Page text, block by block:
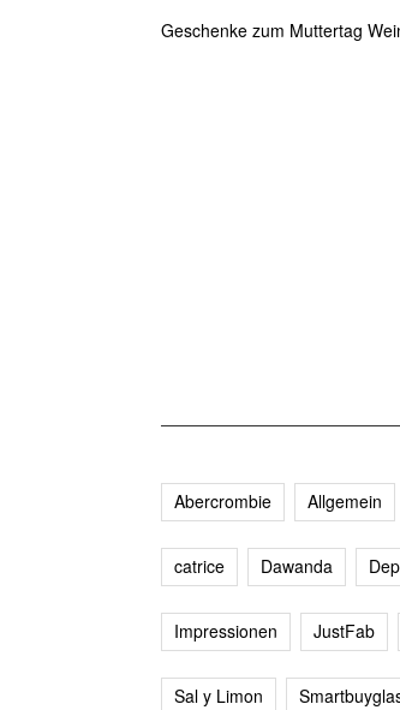
Geschenke zum Muttertag
Abercrombie Allgemein
catrice Dawanda
Impressionen JustFab
Sal y Limon